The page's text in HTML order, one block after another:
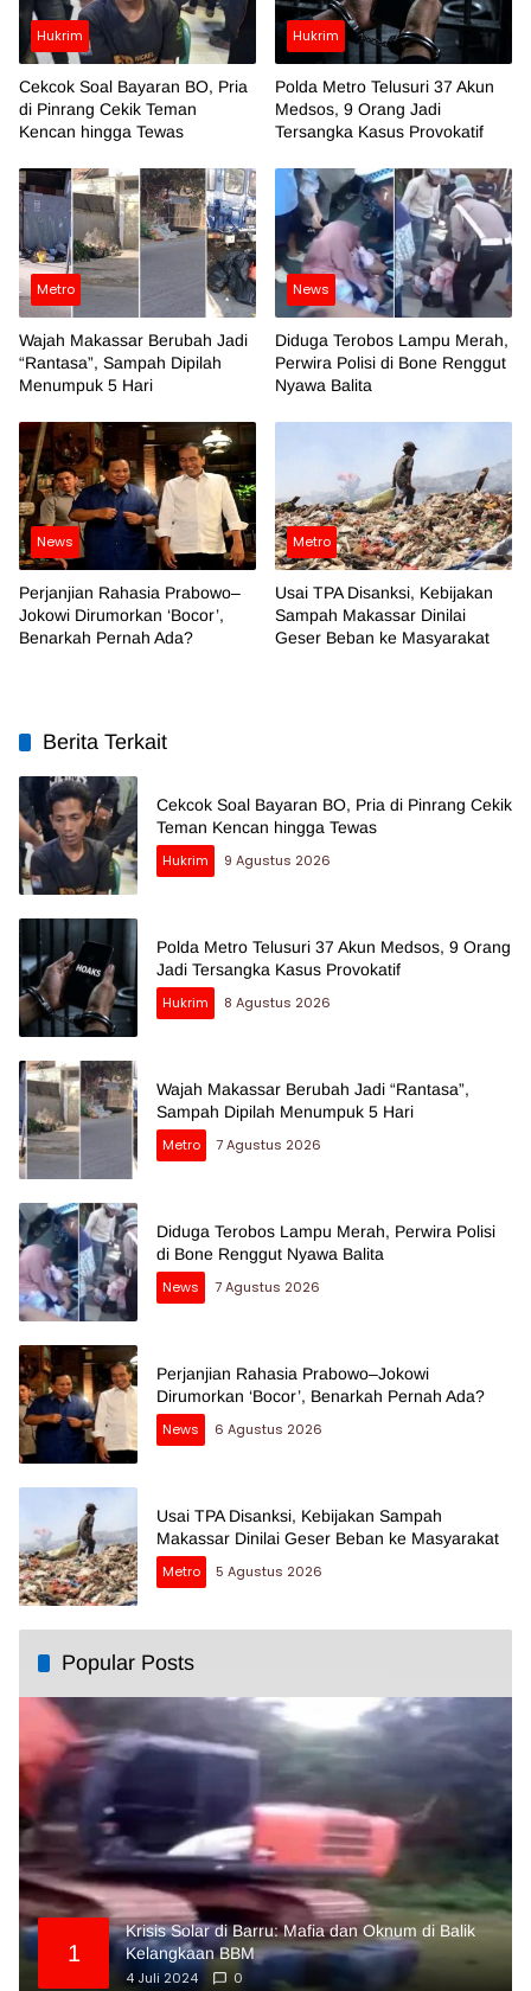
Hukrim
Cekcok Soal Bayaran BO, Pria
di Pinrang Cekik Teman
Kencan hingga Tewas
Hukrim
Polda Metro Telusuri 37 Akun
Medsos, 9 Orang Jadi
Tersangka Kasus Provokatif
Metro
Wajah Makassar Berubah Jadi
“Rantasa”, Sampah Dipilah
Menumpuk 5 Hari
News
Diduga Terobos Lampu Merah,
Perwira Polisi di Bone Renggut
Nyawa Balita
News
Perjanjian Rahasia Prabowo–
Jokowi Dirumorkan ‘Bocor’,
Benarkah Pernah Ada?
Metro
Usai TPA Disanksi, Kebijakan
Sampah Makassar Dinilai
Geser Beban ke Masyarakat
Berita Terkait
Cekcok Soal Bayaran BO, Pria di Pinrang Cekik
Teman Kencan hingga Tewas
Hukrim
9 Agustus 2026
Polda Metro Telusuri 37 Akun Medsos, 9 Orang
Jadi Tersangka Kasus Provokatif
Hukrim
8 Agustus 2026
Wajah Makassar Berubah Jadi “Rantasa”,
Sampah Dipilah Menumpuk 5 Hari
Metro
7 Agustus 2026
Diduga Terobos Lampu Merah, Perwira Polisi
di Bone Renggut Nyawa Balita
News
7 Agustus 2026
Perjanjian Rahasia Prabowo–Jokowi
Dirumorkan ‘Bocor’, Benarkah Pernah Ada?
News
6 Agustus 2026
Usai TPA Disanksi, Kebijakan Sampah
Makassar Dinilai Geser Beban ke Masyarakat
Metro
5 Agustus 2026
Popular Posts
1
Krisis Solar di Barru: Mafia dan Oknum di Balik
Kelangkaan BBM
4 Juli 2024
0